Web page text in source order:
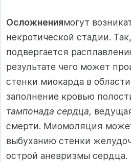
Осложнениямогут
некротической стадии.
подвергается
ре­зультате чего может
стенки миокарда в
заполнение кровью
тампонада сердца,
смерти. Миомоляция
выбуханию стенки
острой аневризмы сердца.